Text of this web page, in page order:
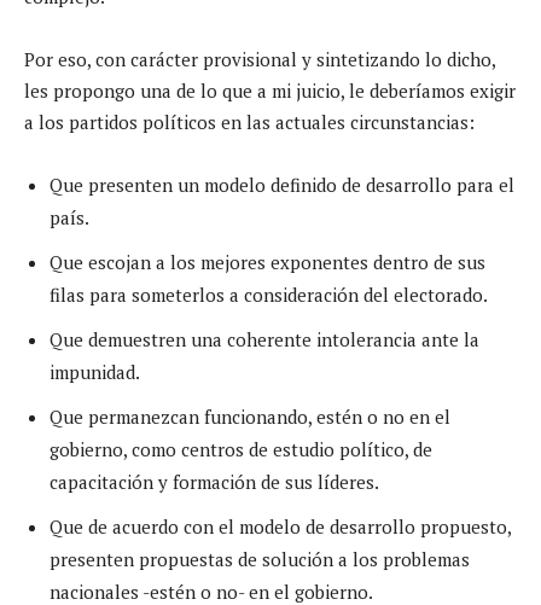
Por eso, con carácter provisional y sintetizando lo dicho,
les propongo una de lo que a mi juicio, le deberíamos exigir
a los partidos políticos en las actuales circunstancias:
Que presenten un modelo definido de desarrollo para el
país.
Que escojan a los mejores exponentes dentro de sus
filas para someterlos a consideración del electorado.
Que demuestren una coherente intolerancia ante la
impunidad.
Que permanezcan funcionando, estén o no en el
gobierno, como centros de estudio político, de
capacitación y formación de sus líderes.
Que de acuerdo con el modelo de desarrollo propuesto,
presenten propuestas de solución a los problemas
nacionales -estén o no- en el gobierno.